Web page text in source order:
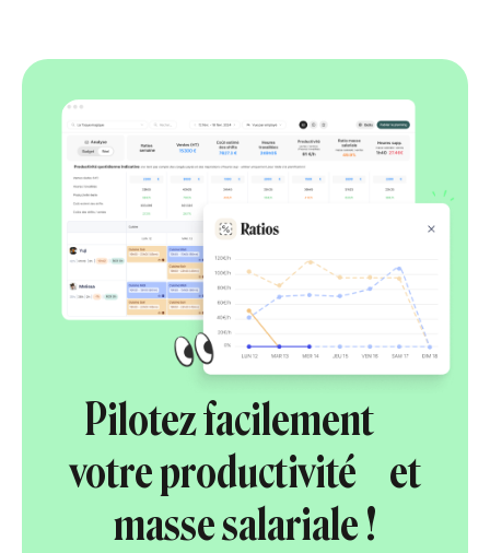
Pilotez facilement
votre productivité et
masse salariale !